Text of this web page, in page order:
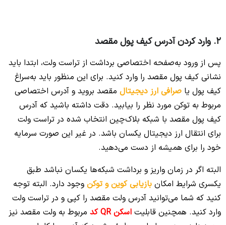
2. وارد کردن آدرس کیف پول مقصد
پس از ورود به‌صفحه اختصاصی برداشت از تراست ولت، ابتدا باید
نشانی کیف پول مقصد را وارد کنید. برای این منظور باید به‌سراغ
کیف پول یا صرافی ارز دیجیتال مقصد بروید و آدرس اختصاصی
مربوط به توکن مورد نظر را بیابید. دقت داشته باشید که آدرس
کیف پول مقصد با شبکه بلاک‌چین انتخاب شده در تراست ولت
برای انتقال ارز دیجیتال یکسان باشد. در غیر این صورت سرمایه
خود را برای همیشه از دست می‌دهید.
البته اگر در زمان واریز و برداشت شبکه‌ها یکسان نباشد طبق
یکسری شرایط امکان بازیابی کوین و توکن وجود دارد. البته توجه
کنید که شما می‌توانید آدرس ولت مقصد را کپی و در تراست ولت
وارد کنید. همچنین قابلیت اسکن QR کد
مربوط به ولت مقصد نیز